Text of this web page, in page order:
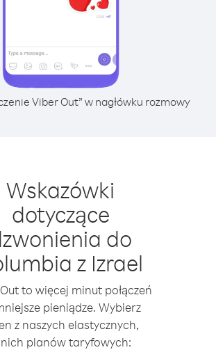
Viber Out” w nagłówku rozmowy
Wskazówki
dotyczące
do
z Izrael
to więcej minut połączeń
pieniądze. Wybierz
z naszych elastycznych,
planów taryfowych: